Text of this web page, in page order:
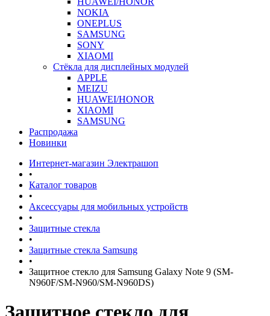
NOKIA
ONEPLUS
SAMSUNG
SONY
XIAOMI
Стёкла для дисплейных модулей
APPLE
MEIZU
HUAWEI/HONOR
XIAOMI
SAMSUNG
Распродажа
Новинки
Интернет-магазин Электрашоп
•
Каталог товаров
•
Аксессуары для мобильных устройств
•
Защитные стекла
•
Защитные стекла Samsung
•
Защитное стекло для Samsung Galaxy Note 9 (SM-
N960F/SM-N960/SM-N960DS)